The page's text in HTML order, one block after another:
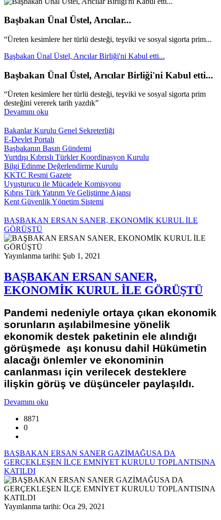
Başbakan Ünal Üstel, Arıcılar...
“Üreten kesimlere her türlü desteği, teşviki ve sosyal sigorta prim...
Başbakan Ünal Üstel, Arıcılar Birliği'ni Kabul etti...
Başbakan Ünal Üstel, Arıcılar Birliği'ni Kabul etti...
“Üreten kesimlere her türlü desteği, teşviki ve sosyal sigorta prim
desteğini vererek tarih yazdık”
Devamını oku
Bakanlar Kurulu Genel Sekreterliği
E-Devlet Portalı
Başbakanın Basın Gündemi
Yurtdışı Kıbrıslı Türkler Koordinasyon Kurulu
Bilgi Edinme Değerlendirme Kurulu
KKTC Resmi Gazete
Uyuşturucu ile Mücadele Komisyonu
Kıbrıs Türk Yatırım Ve Geliştirme Ajansı
Kent Güvenlik Yönetim Sistemi
BAŞBAKAN ERSAN SANER, EKONOMİK KURUL İLE
GÖRÜŞTÜ
Yayınlanma tarihi: Şub 1, 2021
BAŞBAKAN ERSAN SANER,
EKONOMİK KURUL İLE GÖRÜŞTÜ
Pandemi nedeniyle ortaya çıkan ekonomik
sorunların aşılabilmesine yönelik
ekonomik destek paketinin ele alındığı
görüşmede aşı konusu dahil Hükümetin
alacağı önlemler ve ekonominin
canlanması için verilecek desteklere
ilişkin görüş ve düşünceler paylaşıldı.
Devamını oku
8871
0
BAŞBAKAN ERSAN SANER GAZİMAĞUSA DA
GERÇEKLEŞEN İLÇE EMNİYET KURULU TOPLANTISINA
KATILDI
Yayınlanma tarihi: Oca 29, 2021